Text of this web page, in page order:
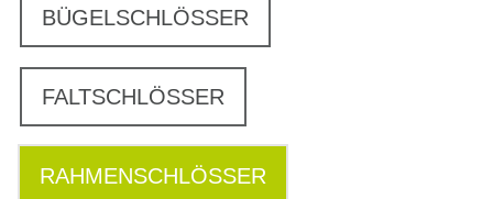
BÜGELSCHLÖSSER
FALTSCHLÖSSER
RAHMENSCHLÖSSER